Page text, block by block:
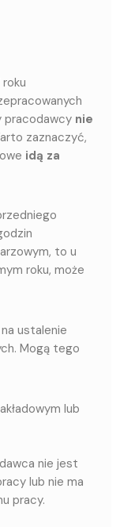
pracodawcy nie
zaznaczyć,
idą za
to u
roku, może
ustalenie
Mogą tego
lub
nie jest
lub nie ma
pracy.